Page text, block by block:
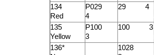
134
Red
P029
4
29 4
135
Yellow
P100
3
100 3
136*
1028